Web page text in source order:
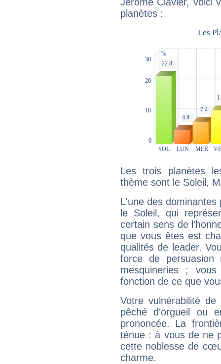
Jérôme Clavier, voici
planètes :
Les trois planètes
thème sont le Soleil,
L'une des
le Soleil, qui
certain sens de
que vous êtes est
qualités de leader.
force de
mesquineries ;
fonction de ce que
Votre vulnérabilité
pêché d'orgueil ou
prononcée. La
ténue : à vous de ne
cette noblesse de
charme.